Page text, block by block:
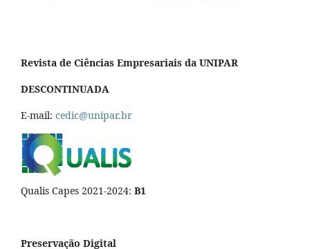
Revista de Ciências Empresariais da UNIPAR
DESCONTINUADA
E-mail: cedic@unipar.br
Qualis Capes 2021-2024: B1
Preservação Digital